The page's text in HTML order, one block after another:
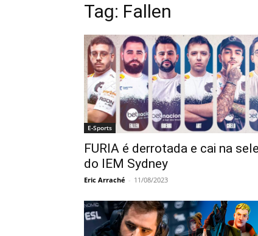
Tag: Fallen
E-Sports
FURIA é derrotada e cai na
do IEM Sydney
Eric Arraché - 11/08/2023